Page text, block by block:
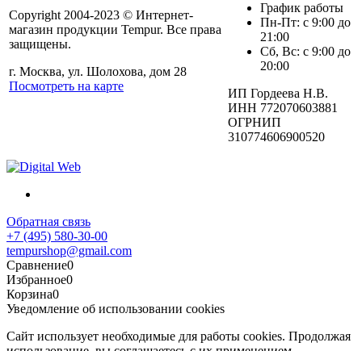
Copyright 2004-2023 © Интернет-
магазин продукции Tempur. Все права
защищены.
г. Москва, ул. Шолохова, дом 28
Посмотреть на карте
График работы
Пн-Пт: с 9:00 до
21:00
Сб, Вс: с 9:00 до
20:00
ИП Гордеева Н.В.
ИНН 772070603881
ОГРНИП
310774606900520
Обратная связь
+7 (495) 580-30-00
tempurshop@gmail.com
Сравнение0
Избранное0
Корзина0
Уведомление об использовании cookies
Сайт использует необходимые для работы cookies. Продолжая